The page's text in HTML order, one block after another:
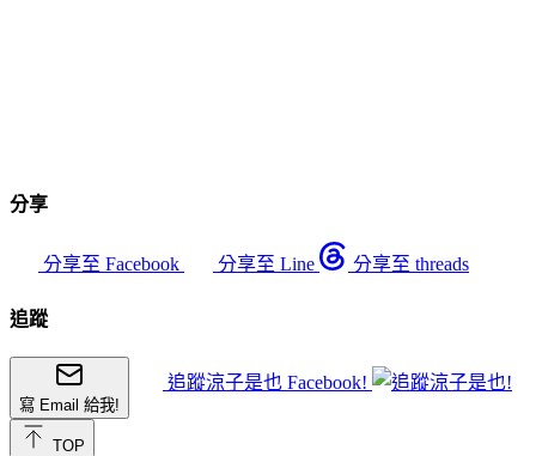
分享
分享至 Facebook 分享至 Line 分享至 threads
追蹤
寫 Email 給我!
追蹤涼子是也 Facebook!
TOP